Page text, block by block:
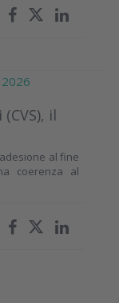
il
al fine
coerenza al